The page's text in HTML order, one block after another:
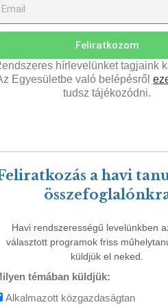
Feliratkozom
hírlevelünket tagjaink
Egyesületbe való belépésről
tudsz tájékozódni.
a havi
Havi rendszerességű levelünkben
választott programok friss
küldjük el neked.
témában küldjük:
Alkalmazott közgazdaságtan